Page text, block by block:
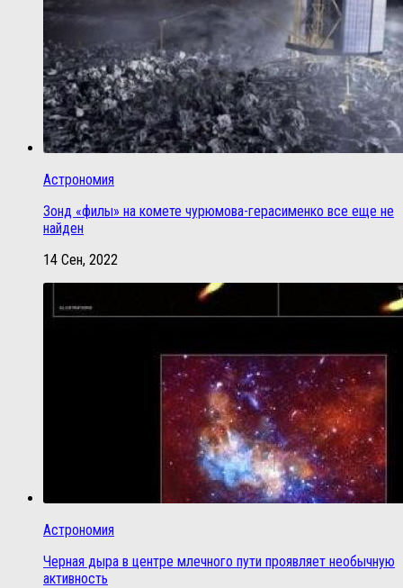
Астрономия
Зонд «филы» на комете чурюмова-герасименко все еще не
найден
14 Сен, 2022
Астрономия
Черная дыра в центре млечного пути проявляет необычную
активность